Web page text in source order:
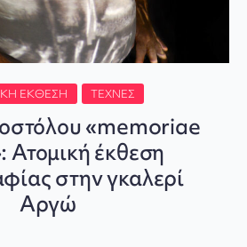
ΈΚΘΕΣΗ ΤΈΧΝΕΣ
«memoriae
Ατομική έκθεση
στην γκαλερί
Αργώ